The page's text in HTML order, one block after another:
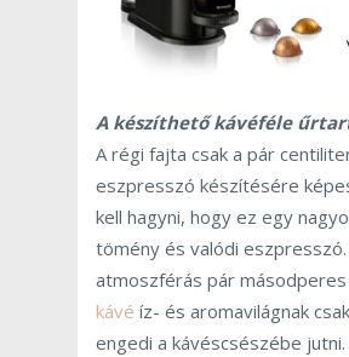
A készíthető kávéféle
A régi fajta csak a pár
eszpresszó készítésére
kell hagyni, hogy ez egy
tömény és valódi eszpresszó.
atmoszférás pár
kávé íz- és aromavilágnak
engedi a kávéscsészébe jutni.